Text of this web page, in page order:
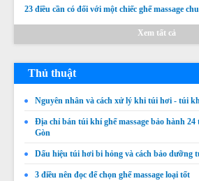
23 điều cần có đối với một chiếc ghế massage
Xem tất cả
Thủ thuật
Nguyên nhân và cách xử lý khi túi hơi - túi
Địa chỉ bán túi khí ghế massage bảo hành
Gòn
Dấu hiệu túi hơi bi hỏng và cách bảo dưỡng
3 điều nên đọc để chọn ghế massage loại tốt